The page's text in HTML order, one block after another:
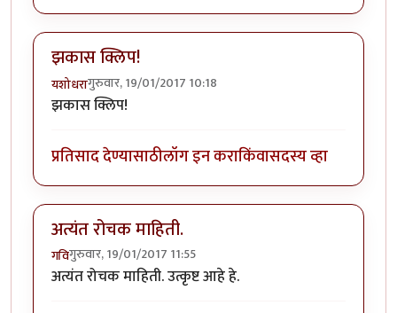
झकास क्लिप!
यशोधरागुरुवार, 19/01/2017 10:18
झकास क्लिप!
प्रतिसाद देण्यासाठीलॉग इन कराकिंवासदस्य व्हा
अत्यंत रोचक माहिती.
गविगुरुवार, 19/01/2017 11:55
अत्यंत रोचक माहिती. उत्कृष्ट आहे हे.